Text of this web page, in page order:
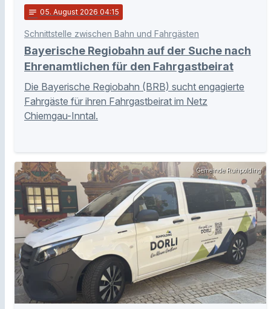
notes 05. August 2026 04:15
Schnittstelle zwischen Bahn und Fahrgästen
Bayerische Regiobahn auf der Suche nach
Ehrenamtlichen für den Fahrgastbeirat
Die Bayerische Regiobahn (BRB) sucht engagierte
Fahrgäste für ihren Fahrgastbeirat im Netz
Chiemgau-Inntal.
Gemeinde Ruhpolding